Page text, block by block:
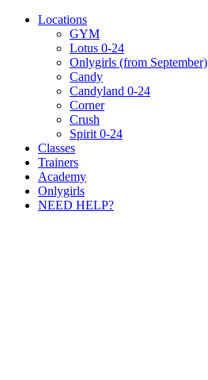
Locations
GYM
Lotus 0-24
Onlygirls (from September)
Candy
Candyland 0-24
Corner
Crush
Spirit 0-24
Classes
Trainers
Academy
Onlygirls
NEED HELP?